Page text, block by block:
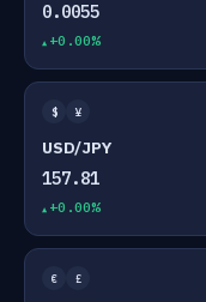
0.0055
+0.00%
$ ¥
USD/JPY
157.81
+0.00%
€ £